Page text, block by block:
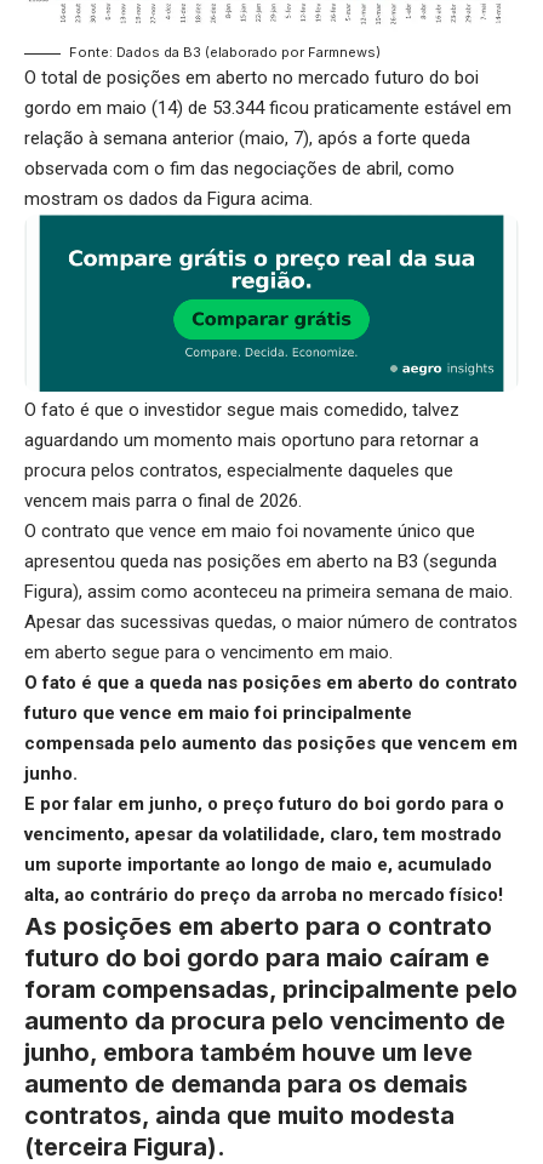
Fonte: Dados da B3 (elaborado por Farmnews)
O total de posições em aberto no mercado futuro do boi
gordo em maio (14) de 53.344 ficou praticamente estável em
relação à semana anterior (maio, 7), após a forte queda
observada com o fim das negociações de abril, como
mostram os dados da Figura acima.
O fato é que o investidor segue mais comedido, talvez
aguardando um momento mais oportuno para retornar a
procura pelos contratos, especialmente daqueles que
vencem mais parra o final de 2026.
O contrato que vence em maio foi novamente único que
apresentou queda nas posições em aberto na B3 (segunda
Figura), assim como aconteceu na primeira semana de maio.
Apesar das sucessivas quedas, o maior número de contratos
em aberto segue para o vencimento em maio.
O fato é que a queda nas posições em aberto do contrato
futuro que vence em maio foi principalmente
compensada pelo aumento das posições que vencem em
junho.
E por falar em junho, o preço futuro do boi gordo para o
vencimento, apesar da volatilidade, claro, tem mostrado
um suporte importante ao longo de maio e, acumulado
alta, ao contrário do preço da arroba no mercado físico!
As posições em aberto para o contrato
futuro do boi gordo para maio caíram e
foram compensadas, principalmente pelo
aumento da procura pelo vencimento de
junho, embora também houve um leve
aumento de demanda para os demais
contratos, ainda que muito modesta
(terceira Figura).